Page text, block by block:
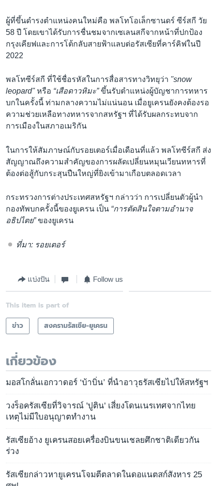
ผู้ที่ขึ้นดำรงตำแหน่งคนใหม่คือ พลโทโอเล็กซานดร์ ซีร์สกี วัย
58 ปี โดยเขาได้รับการชื่นชมจากเซเลนสกีจากหน้าที่ปกป้อง
กรุงเคียฟและการโต้กลับสายฟ้าแลบต่อรัสเซียที่คาร์คิฟในปี
2022
พลโทซีร์สกี ที่ใช้ชื่อรหัสในการสื่อสารทางวิทยุว่า "snow
leopard"หรือ “เสือดาวหิมะ”ขึ้นรับตำแหน่งผู้บัญชาการทหาร
บกในครั้งนี้ ท่ามกลางความไม่แน่นอน เมื่อยูเครนยังคงต้องรอ
ความช่วยเหลือทางทหารจากสหรัฐฯ ที่ได้รับผลกระทบจาก
การเมืองในสภาอเมริกัน
ในการให้สัมภาษณ์กับรอยเตอร์เมื่อเดือนที่แล้ว พลโทซีร์สกี ส่ง
สัญญาณถึงความสำคัญของการผลัดเปลี่ยนหมุนเวียนทหารที่
ต้องต่อสู้กับกระสุนปืนใหญ่ที่ยิงเข้ามาเกือบตลอดเวลา
กระทรวงการต่างประเทศสหรัฐฯ กล่าวว่า การเปลี่ยนตัวผู้นำ
กองทัพบกครั้งนี้ของยูเครน เป็น “การตัดสินใจตามอำนาจ
อธิปไตย”ของยูเครน
ที่มา: รอยเตอร์
แบ่งปัน Follow us
This item is part of
ข่าว
สงครามรัสเซีย-ยูเครน
เกี่ยวข้อง
มอสโกลั่นเอกวาดอร์ ‘บ้าบิ่น’ ที่นำอาวุธรัสเซียไปให้สหรัฐฯ
วงร็อครัสเซียที่วิจารณ์ 'ปูติน' เสี่ยงโดนเนรเทศจากไทย
เหตุไม่มีใบอนุญาตทำงาน
รัสเซียอ้าง ยูเครนสอยเครื่องบินขนเชลยศึกชาติเดียวกัน
ร่วง
รัสเซียกล่าวหายูเครนโจมตีตลาดในดอแนตสก์สังหาร 25